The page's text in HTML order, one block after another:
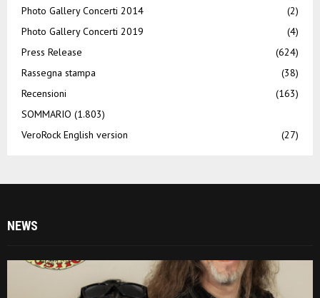
Photo Gallery Concerti 2014
(2)
Photo Gallery Concerti 2019
(4)
Press Release
(624)
Rassegna stampa
(38)
Recensioni
(163)
SOMMARIO (1.803)
VeroRock English version
(27)
NEWS